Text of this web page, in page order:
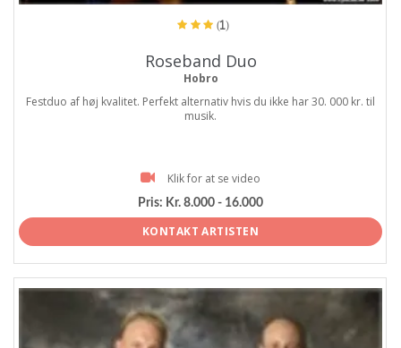
(1)
Roseband Duo
Hobro
Festduo af høj kvalitet. Perfekt alternativ hvis du ikke har 30. 000 kr. til
musik.
Klik for at se video
Pris: Kr. 8.000 - 16.000
KONTAKT ARTISTEN